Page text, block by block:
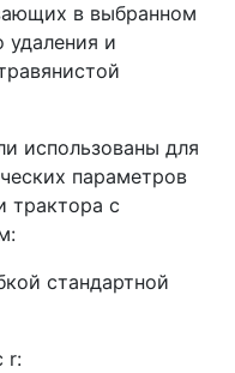
в выбранном
и
использованы для
параметров
трактора с
стандартной
r: